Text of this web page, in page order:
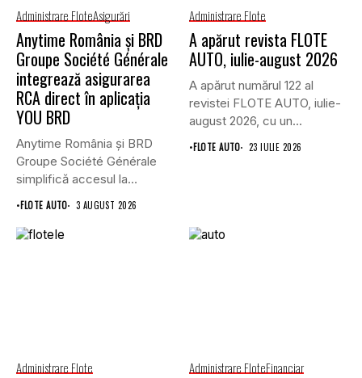
Administrare FloteAsigurări
Anytime România și BRD
Groupe Société Générale
integrează asigurarea
RCA direct în aplicația
YOU BRD
Anytime România și BRD
Groupe Société Générale
simplifică accesul la
asigurările auto...
•FLOTE AUTO 3 AUGUST 2026
Administrare Flote
A apărut revista FLOTE
AUTO, iulie-august 2026
A apărut numărul 122 al
revistei FLOTE AUTO, iulie-
august 2026, cu un...
•FLOTE AUTO 23 IULIE 2026
Administrare Flote Administrare FloteFinanciar